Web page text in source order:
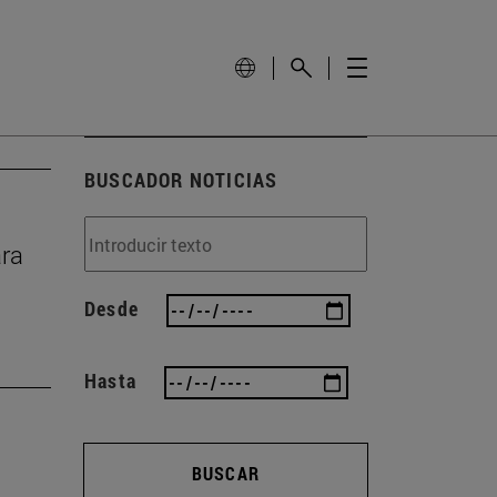
BUSCADOR NOTICIAS
Desde
Hasta
BUSCAR